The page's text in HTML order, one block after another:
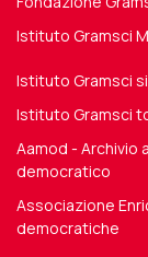
Istituto Gramsci
Istituto Gramsci
Istituto Gramsci
Aamod - Archivio
democratico
Associazione
democratiche